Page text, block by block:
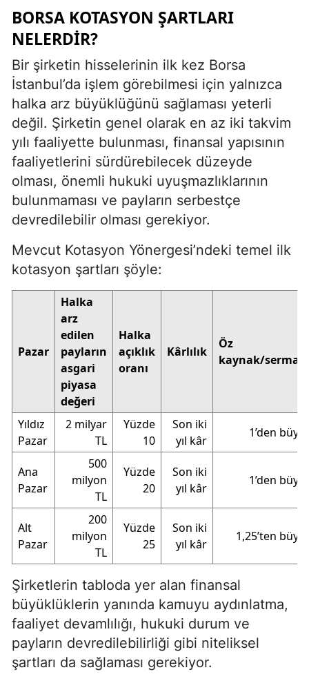
BORSA KOTASYON ŞARTLARI
NELERDIR?
Bir şirketin hisselerinin ilk kez Borsa
İstanbul’da işlem görebilmesi için yalnızca
halka arz büyüklüğünü sağlaması yeterli
değil. Şirketin genel olarak en az iki takvim
yılı faaliyette bulunması, finansal yapısının
faaliyetlerini sürdürebilecek düzeyde
olması, önemli hukuki uyuşmazlıklarının
bulunmaması ve payların serbestçe
devredilebilir olması gerekiyor.
Mevcut Kotasyon Yönergesi’ndeki temel ilk
kotasyon şartları şöyle:
Pazar
Halka
arz
edilen
payların
asgari
piyasa
değeri
Halka
açıklık
oranı
Kârlılık
Öz
kaynak/
Yıldız
Pazar
2 milyar
TL
Yüzde
10
Son iki
yıl kâr
1’den
Ana
Pazar
500
milyon
TL
Yüzde
20
Son iki
yıl kâr
1’den
Alt
Pazar
200
milyon
TL
Yüzde
25
Son iki
yıl kâr
1,25’ten
Şirketlerin tabloda yer alan finansal
büyüklüklerin yanında kamuyu aydınlatma,
faaliyet devamlılığı, hukuki durum ve
payların devredilebilirliği gibi niteliksel
şartları da sağlaması gerekiyor.